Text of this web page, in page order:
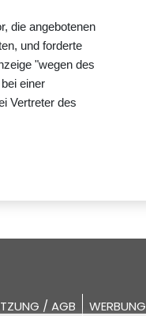
die angebotenen
und forderte
"wegen des
einer
Vertreter des
/ AGB WERBUNG